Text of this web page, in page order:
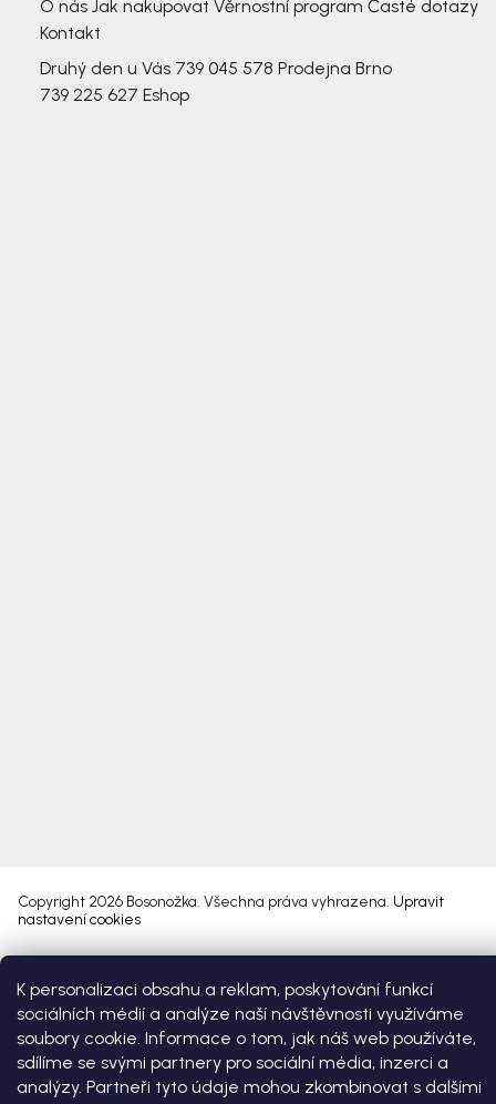
K personalizaci obsahu a reklam, poskytování funkcí
sociálních médií a analýze naší návštěvnosti využíváme
soubory cookie. Informace o tom, jak náš web používáte,
sdílíme se svými partnery pro sociální média, inzerci a
analýzy. Partneři tyto údaje mohou zkombinovat s dalšími
O nás Jak nakupovat Věrnostní program Časté dotazy
Kontakt
Druhý den u Vás 739 045 578 Prodejna Brno
739 225 627 Eshop
Copyright 2026 Bosonožka. Všechna práva vyhrazena. Upravit
nastavení cookies